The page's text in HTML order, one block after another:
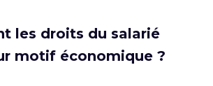
les droits du salarié
motif économique ?